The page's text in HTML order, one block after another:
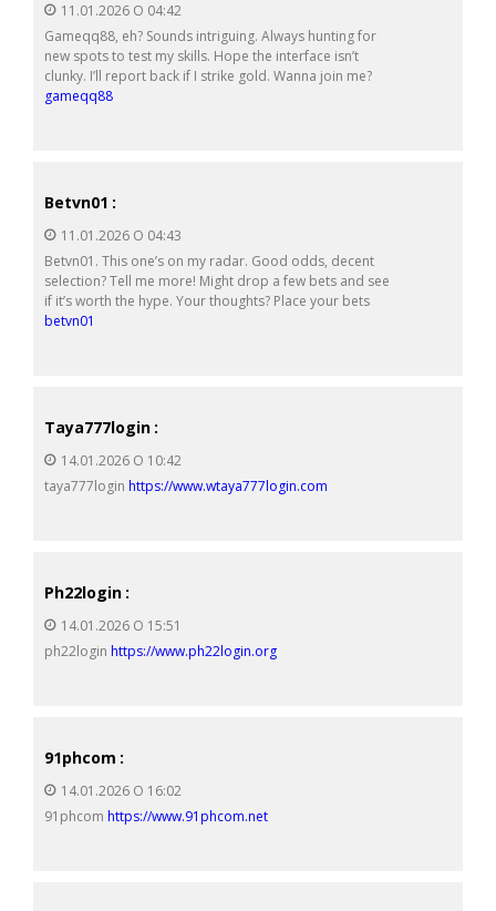
11.01.2026 О 04:42
Gameqq88, eh? Sounds intriguing. Always hunting for
new spots to test my skills. Hope the interface isn’t
clunky. I’ll report back if I strike gold. Wanna join me?
gameqq88
Betvn01 :
11.01.2026 О 04:43
Betvn01. This one’s on my radar. Good odds, decent
selection? Tell me more! Might drop a few bets and see
if it’s worth the hype. Your thoughts? Place your bets
betvn01
Taya777login :
14.01.2026 О 10:42
taya777login https://www.wtaya777login.com
Ph22login :
14.01.2026 О 15:51
ph22login https://www.ph22login.org
91phcom :
14.01.2026 О 16:02
91phcom https://www.91phcom.net